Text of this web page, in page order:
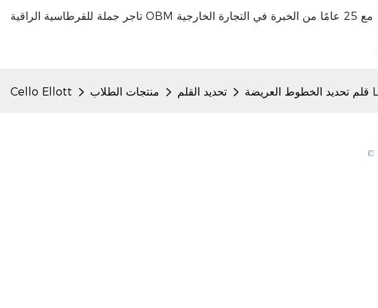
تاجر جملة للقرطاسية الراقية OBM مع 25 عامًا من الخبرة في التجارة الخارجية
Cello Ellott منتجات الطلاب تحديد القلم